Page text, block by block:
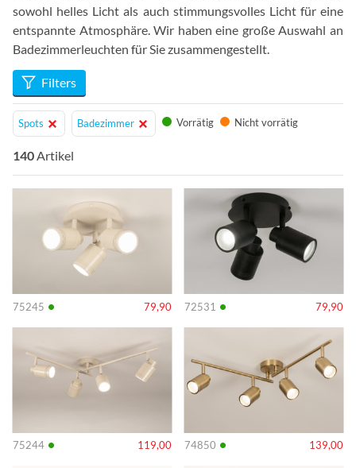
sowohl helles Licht als auch stimmungsvolles Licht für eine
entspannte Atmosphäre. Wir haben eine große Auswahl an
Badezimmerleuchten für Sie zusammengestellt.
Filters
Spots Badezimmer Vorrätig Nicht vorrätig
140Artikel
75245 • 79,90
Info
72531 • 79,90
Info
75244 • 119,00
Info
74850 • 139,00
Info